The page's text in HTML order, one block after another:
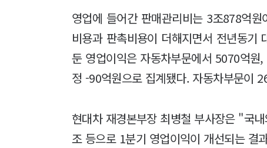
영업에 들어간 판매관리비는 3조878억
비용과 판촉비용이 더해지면서 전년동
둔 영업이익은 자동차부문에서 5070억
정 -90억원으로 집계됐다. 자동차부문이
현대차 재경본부장 최병철 부사장은 "국
조 등으로 1분기 영업이익이 개선되는